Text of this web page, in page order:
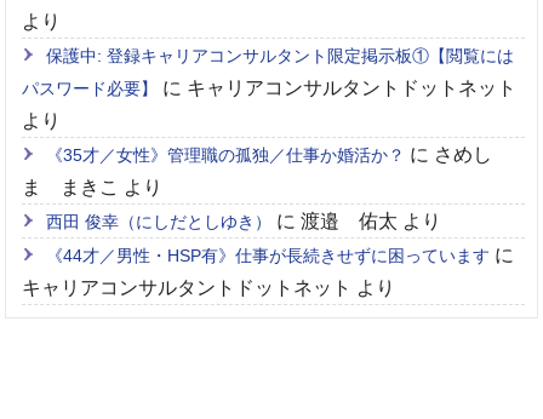
より
保護中: 登録キャリアコンサルタント限定掲示板①【閲覧には
パスワード必要】
に キャリアコンサルタントドットネット
より
《35才／女性》管理職の孤独／仕事か婚活か？ に さめし
ま まきこ より
西田 俊幸（にしだとしゆき） に渡邉 佑太 より
《44才／男性・HSP有》仕事が長続きせずに困っています に
キャリアコンサルタントドットネット より